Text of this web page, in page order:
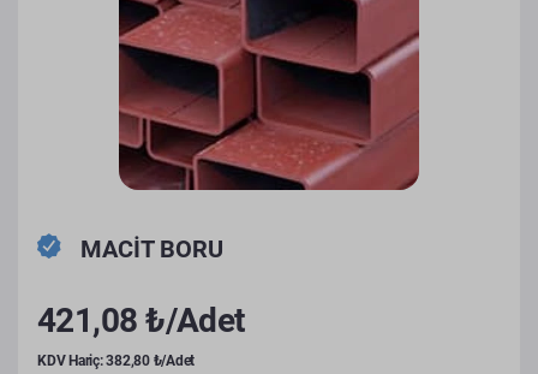
MACİT BORU
421,08 ₺/Adet
KDV Hariç: 382,80 ₺/Adet